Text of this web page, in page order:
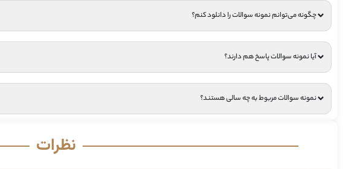
چگونه می‌توانم نمونه سوالات را دانلود کنم؟
آیا نمونه سوالات پاسخ هم دارند؟
نمونه سوالات مربوط به چه سالی هستند؟
نظرات